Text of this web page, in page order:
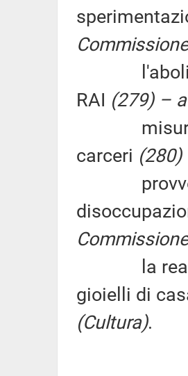
RAI (279) –
misure
carceri
la
gioielli di
(Cultura).